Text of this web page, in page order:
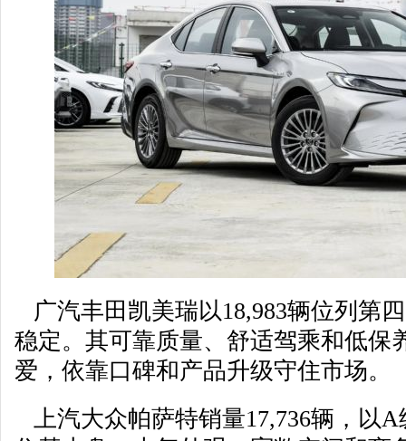
广汽丰田凯美瑞以18,983辆位列第
稳定。其可靠质量、舒适驾乘和低保
爱，依靠口碑和产品升级守住市场。
上汽大众帕萨特销量17,736辆，以